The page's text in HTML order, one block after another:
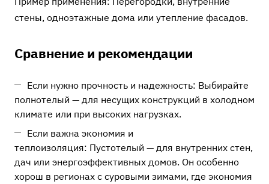
стены, одноэтажные дома или утепление фасадов.
Сравнение и рекомендации
Если нужно прочность и надежность: Выбирайте
полнотелый — для несущих конструкций в холодном
климате или при высоких нагрузках.
Если важна экономия и
теплоизоляция: Пустотелый — для внутренних стен,
дач или энергоэффективных домов. Он особенно
хорош в регионах с суровыми зимами, где экономия